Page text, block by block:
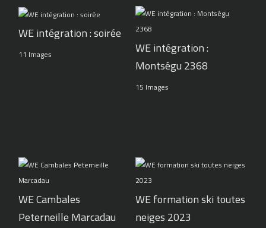
WE intégration : soirée
11 Images
WE intégration :
Montségu 2368
15 Images
WE Cambales
Peterneille Marcadau
WE formation ski toutes
neiges 2023